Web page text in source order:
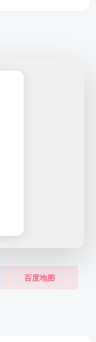
百度地图